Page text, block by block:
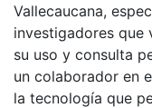
Vallecaucana,
investigadores que
su uso y consulta
un colaborador en
la tecnología que